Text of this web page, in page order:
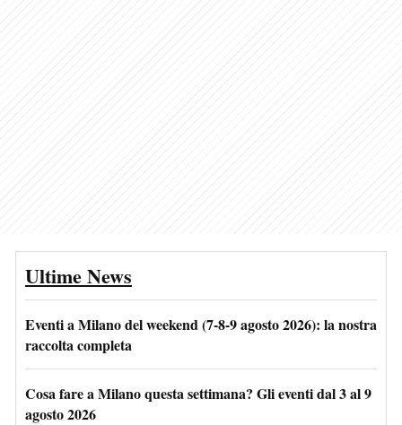
Ultime News
Eventi a Milano del weekend (7-8-9 agosto 2026): la nostra
raccolta completa
Cosa fare a Milano questa settimana? Gli eventi dal 3 al 9
agosto 2026